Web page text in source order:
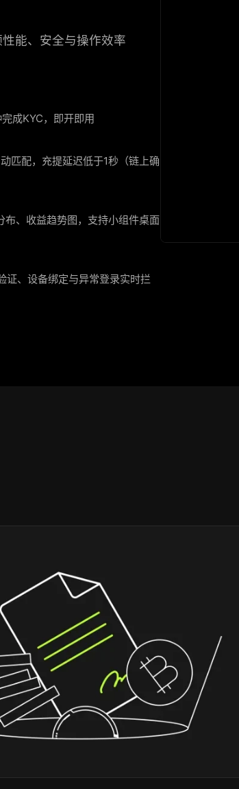
能、安全与操作效率
成KYC，即开即用
匹配，充提延迟低于1秒（链上确
、收益趋势图，支持小组件桌面
证、设备绑定与异常登录实时拦